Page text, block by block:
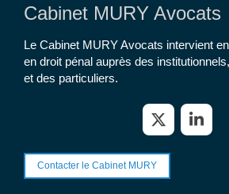
Cabinet MURY Avocats
Le Cabinet MURY Avocats intervient
en droit pénal auprès des
et des particuliers.
Contacter le Cabinet MURY